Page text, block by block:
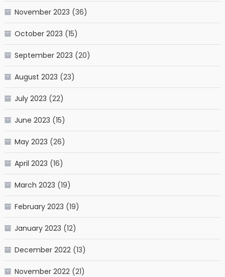
November 2023 (36)
October 2023 (15)
September 2023 (20)
August 2023 (23)
July 2023 (22)
June 2023 (15)
May 2023 (26)
April 2023 (16)
March 2023 (19)
February 2023 (19)
January 2023 (12)
December 2022(13)
November 2022(21)